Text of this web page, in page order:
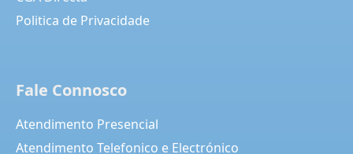
Politica de Privacidade
Fale Connosco
Atendimento Presencial
Atendimento Telefonico e Electrónico